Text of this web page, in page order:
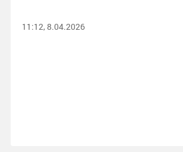
11:12, 8.04.2026